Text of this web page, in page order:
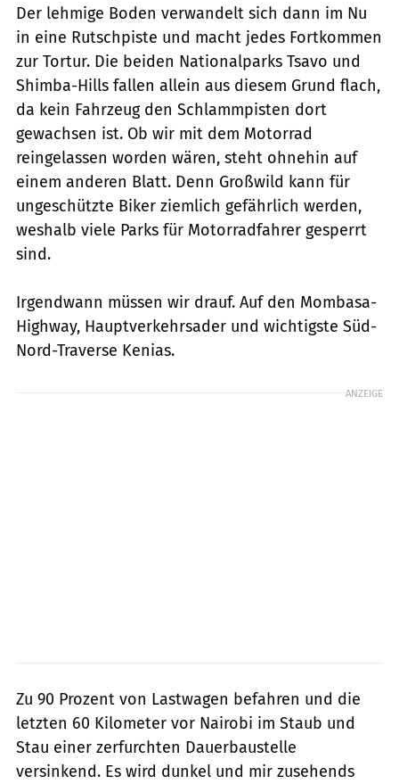
Der lehmige Boden verwandelt sich dann im Nu
in eine Rutschpiste und macht jedes Fortkommen
zur Tortur. Die beiden Nationalparks Tsavo und
Shimba-Hills fallen allein aus diesem Grund flach,
da kein Fahrzeug den Schlammpisten dort
gewachsen ist. Ob wir mit dem Motorrad
reingelassen worden wären, steht ohnehin auf
einem anderen Blatt. Denn Großwild kann für
ungeschützte Biker ziemlich gefährlich werden,
weshalb viele Parks für Motorradfahrer gesperrt
sind.
Irgendwann müssen wir drauf. Auf den Mombasa-
Highway, Hauptverkehrsader und wichtigste Süd-
Nord-Traverse Kenias.
ANZEIGE
Zu 90 Prozent von Lastwagen befahren und die
letzten 60 Kilometer vor Nairobi im Staub und
Stau einer zerfurchten Dauerbaustelle
versinkend. Es wird dunkel und mir zusehends